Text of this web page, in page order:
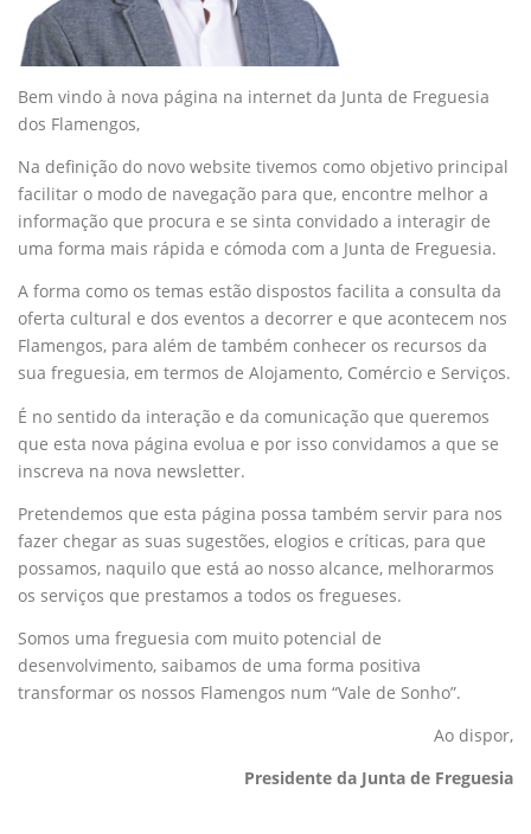
Bem vindo à nova página na internet da Junta de Freguesia
dos Flamengos,
Na definição do novo website tivemos como objetivo principal
facilitar o modo de navegação para que, encontre melhor a
informação que procura e se sinta convidado a interagir de
uma forma mais rápida e cómoda com a Junta de Freguesia.
A forma como os temas estão dispostos facilita a consulta da
oferta cultural e dos eventos a decorrer e que acontecem nos
Flamengos, para além de também conhecer os recursos da
sua freguesia, em termos de Alojamento, Comércio e Serviços.
É no sentido da interação e da comunicação que queremos
que esta nova página evolua e por isso convidamos a que se
inscreva na nova newsletter.
Pretendemos que esta página possa também servir para nos
fazer chegar as suas sugestões, elogios e críticas, para que
possamos, naquilo que está ao nosso alcance, melhorarmos
os serviços que prestamos a todos os fregueses.
Somos uma freguesia com muito potencial de
desenvolvimento, saibamos de uma forma positiva
transformar os nossos Flamengos num “Vale de Sonho”.
Ao dispor,
Presidente da Junta de Freguesia